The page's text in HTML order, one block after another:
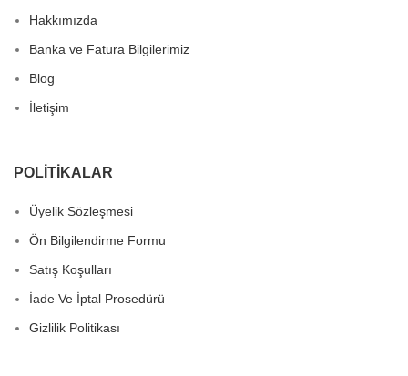
Hakkımızda
Banka ve Fatura Bilgilerimiz
Blog
İletişim
POLITIKALAR
Üyelik Sözleşmesi
Ön Bilgilendirme Formu
Satış Koşulları
İade Ve İptal Prosedürü
Gizlilik Politikası